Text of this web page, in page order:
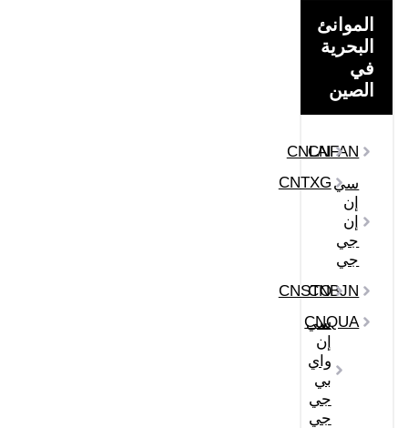
الموانئ
البحرية
في
الصين
CNFAN
CNLAI
سي
إن
إن
جي
جي
CNTXG
CNBJN
CNSTO
CNQUA
سي
إن
واي
بي
جي
جي